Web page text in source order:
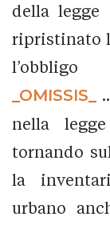
della legge
ripristinato
l’obbligo
_OMISSIS_
nella
tornando
la
urbano